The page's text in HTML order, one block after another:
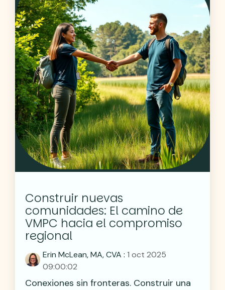
Construir nuevas
comunidades: El camino de
VMPC hacia el compromiso
regional
Erin McLean, MA, CVA : 1 oct 2025
09:00:02
Conexiones sin fronteras. Construir una